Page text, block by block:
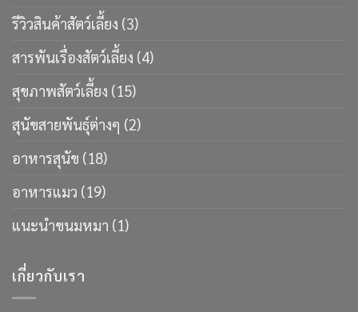
รีวิวสินค้าสัตว์เลี้ยง (3)
สารพันเรื่องสัตว์เลี้ยง (4)
สุขภาพสัตว์เลี้ยง (15)
สุนัขสายพันธ์ุต่างๆ (2)
อาหารสุนัข (18)
อาหารแมว (19)
แนะนำขนมหมา (1)
เกี่ยวกับเรา